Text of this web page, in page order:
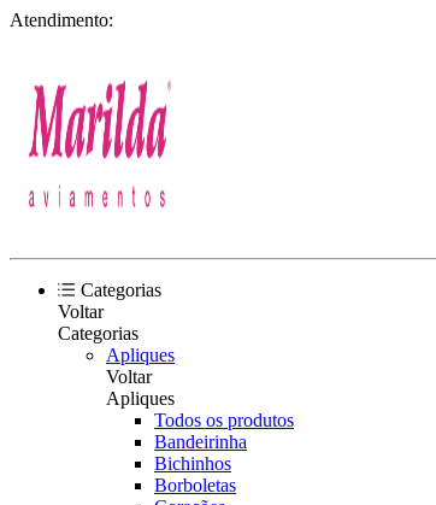
Atendimento:
Categorias
Voltar
Categorias
Apliques
Voltar
Apliques
Todos os produtos
Bandeirinha
Bichinhos
Borboletas